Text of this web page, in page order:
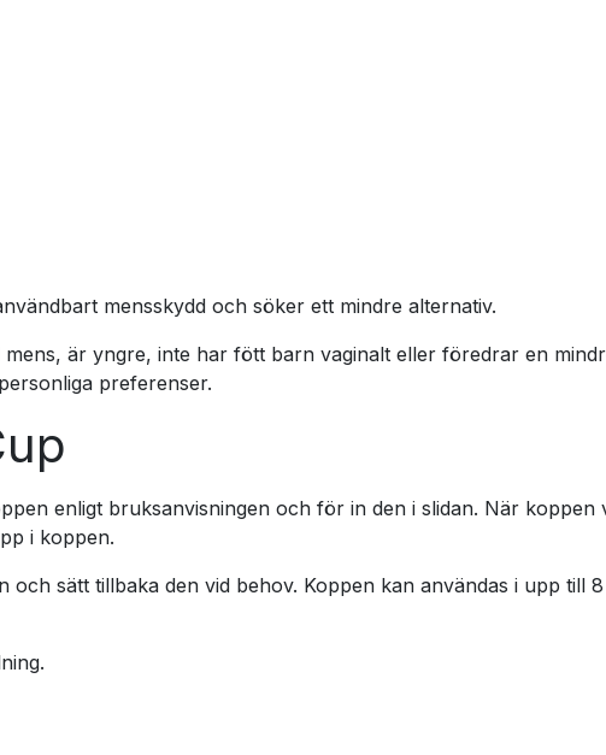
mensskydd och söker ett mindre alternativ.
är yngre, inte har fött barn vaginalt eller föredrar en
preferenser.
enligt bruksanvisningen och för in den i slidan. När koppen
i koppen.
och sätt tillbaka den vid behov. Koppen kan användas i upp till